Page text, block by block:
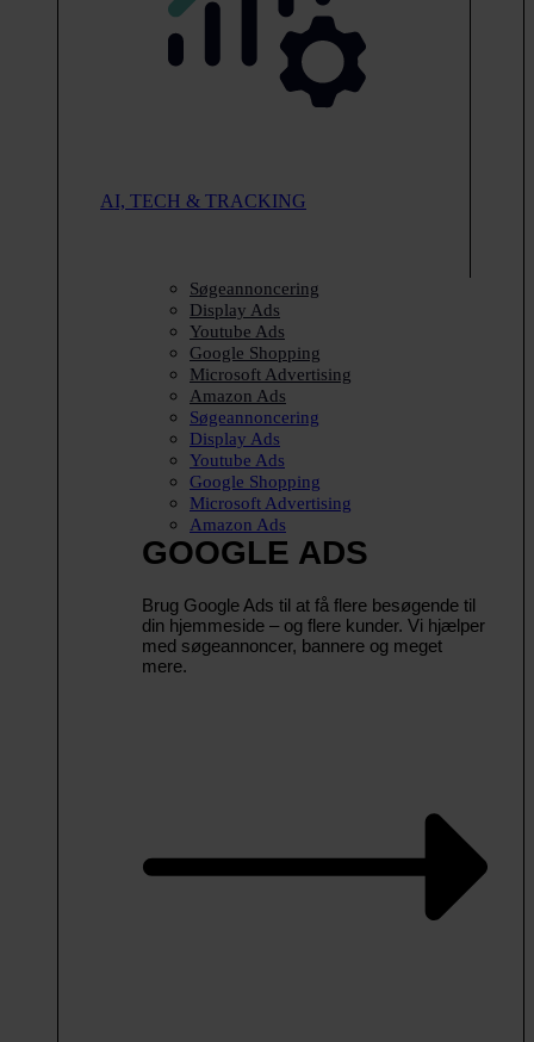
AI, TECH & TRACKING
Søgeannoncering
Display Ads
Youtube Ads
Google Shopping
Microsoft Advertising
Amazon Ads
Søgeannoncering
Display Ads
Youtube Ads
Google Shopping
Microsoft Advertising
Amazon Ads
GOOGLE ADS
Brug Google Ads til at få flere besøgende til
din hjemmeside – og flere kunder. Vi hjælper
med søgeannoncer, bannere og meget
mere.